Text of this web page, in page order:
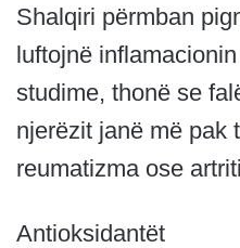
Shalqiri përmban
luftojnë
studime, thonë se
njerëzit janë më pak
reumatizma ose
Antioksidantët